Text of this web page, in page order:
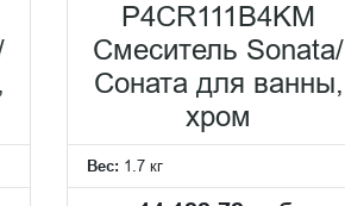
P4CR111B4KM
Смеситель Sonata/
Соната для ванны,
хром
Вес: 1.7 кг